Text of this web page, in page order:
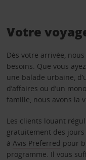
Votre
Dès votre arrivée,
besoins. Que vous
une balade urbaine,
d’affaires ou d’un
famille, nous avons la
Les clients louant
gratuitement des
à Avis Preferred pour
programme. Il vous